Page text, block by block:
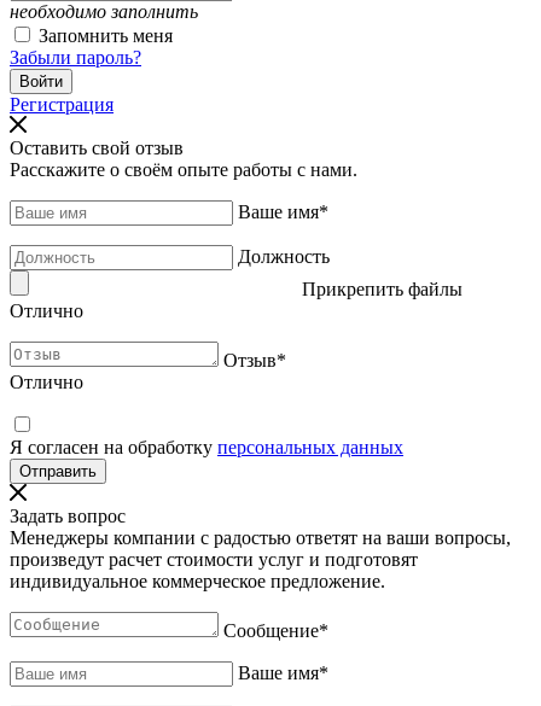
необходимо заполнить
Запомнить меня
Забыли пароль?
Регистрация
Оставить свой отзыв
Расскажите о своём опыте работы с нами.
Ваше имя*
Должность
Прикрепить файлы
Отлично
Отзыв*
Отлично
Я согласен на обработку персональных данных
Задать вопрос
Менеджеры компании с радостью ответят на ваши вопросы,
произведут расчет стоимости услуг и подготовят
индивидуальное коммерческое предложение.
Сообщение*
Ваше имя*